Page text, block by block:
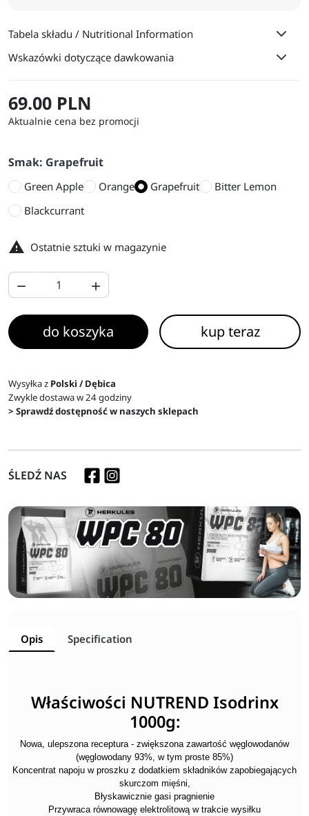
Tabela składu / Nutritional Information
Wskazówki dotyczące dawkowania
69.00 PLN
Aktualnie cena bez promocji
Smak: Grapefruit
Green Apple Orange Grapefruit
Bitter Lemon
Blackcurrant
 Ostatnie sztuki w magazynie
 
do koszyka kup teraz
Wysyłka z Polski / Dębica
Zwykle dostawa w 24 godziny
> Sprawdź dostępność w naszych sklepach
ŚLEDŹ NAS
Opis Specification
Właściwości NUTREND Isodrinx
1000g:
Nowa, ulepszona receptura - zwiększona zawartość węglowodanów
(węglowodany 93%, w tym proste 85%)
Koncentrat napoju w proszku z dodatkiem składników zapobiegających
skurczom mięśni,
Błyskawicznie gasi pragnienie
Przywraca równowagę elektrolitową w trakcie wysiłku